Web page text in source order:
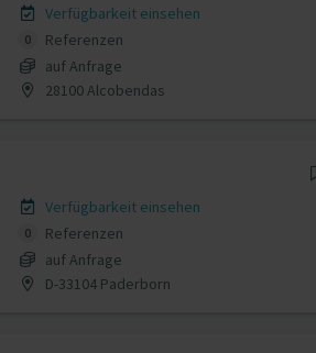
Verfügbarkeit einsehen
0
Referenzen
auf Anfrage
28100 Alcobendas
Verfügbarkeit einsehen
0
Referenzen
auf Anfrage
D-33104 Paderborn